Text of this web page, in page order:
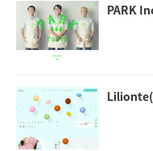
PARK
Lilionte(